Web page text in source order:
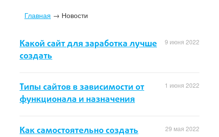
Главная → Новости
9 июня 2022
Какой сайт для заработка лучше
создать
1 июня 2022
Типы сайтов в зависимости от
функционала и назначения
29 мая 2022
Как самостоятельно создать